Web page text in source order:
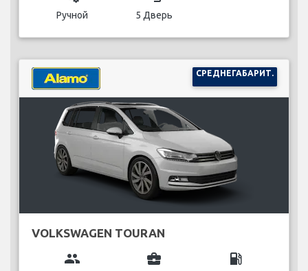
Ручной 5 Дверь
СРЕДНЕГАБАРИТ.
VOLKSWAGEN TOURAN
group business_center local_gas_station